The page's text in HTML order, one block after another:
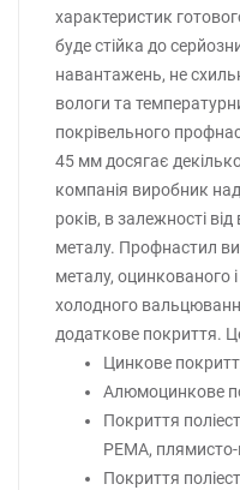
характеристик
буде стійка до
навантажень, не
вологи та
покрівельного
45 мм досягає
компанія виробник
років, в залежності
металу. Профнастил
металу, оцинкованого
холодного
додаткове покриття.
Цинкове
Алюмоцинкове
Покриття
РЕМА, плямисто-
Покриття